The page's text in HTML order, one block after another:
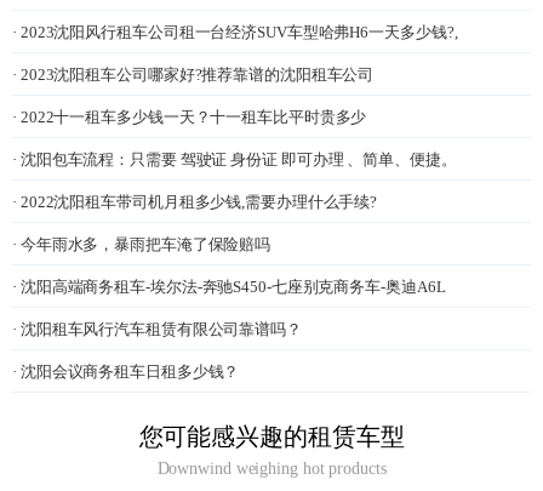
· 2023沈阳风行租车公司租一台经济SUV车型哈弗H6一天多少钱?,
· 2023沈阳租车公司哪家好?推荐靠谱的沈阳租车公司
· 2022十一租车多少钱一天？十一租车比平时贵多少
· 沈阳包车流程：只需要 驾驶证 身份证 即可办理 、简单、便捷。
· 2022沈阳租车带司机月租多少钱,需要办理什么手续?
· 今年雨水多，暴雨把车淹了保险赔吗
· 沈阳高端商务租车-埃尔法-奔驰S450-七座别克商务车-奥迪A6L
· 沈阳租车风行汽车租赁有限公司靠谱吗？
· 沈阳会议商务租车日租多少钱？
您可能感兴趣的租赁车型
Downwind weighing hot products